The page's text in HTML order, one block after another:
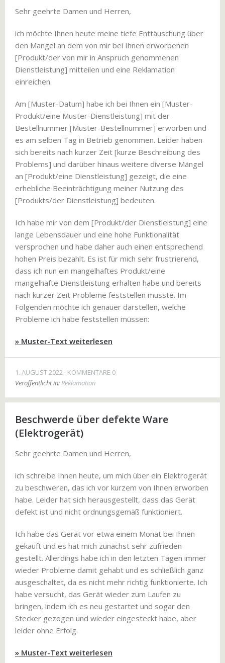
Sehr geehrte Damen und Herren,
ich möchte Ihnen heute meine tiefe Enttäuschung über
den Mangel an dem von mir bei Ihnen erworbenen
[Produkt/der von mir in Anspruch genommenen
Dienstleistung] mitteilen und eine Reklamation
einreichen.
Am [Muster-Datum] habe ich bei Ihnen ein [Muster-
Produkt/eine Muster-Dienstleistung] mit der
Bestellnummer [Muster-Bestellnummer] erworben und
es am selben Tag in Betrieb genommen. Leider haben
sich bereits nach kurzer Zeit [kurze Beschreibung des
Problems] und darüber hinaus weitere diverse Mängel
an [Produkt/eine Dienstleistung] gezeigt, die eine
erhebliche Beeinträchtigung meiner Nutzung des
[Produkts/der Dienstleistung] bedeuten.
Ich habe mir von dem [Produkt/der Dienstleistung] eine
lange Lebensdauer und eine hohe Funktionalität
versprochen und habe daher auch einen entsprechend
hohen Preis bezahlt. Es ist für mich sehr frustrierend,
dass ich nun ein mangelhaftes Produkt/eine
mangelhafte Dienstleistung erhalten habe und bereits
nach kurzer Zeit Probleme feststellen musste. Im
Folgenden möchte ich genauer darstellen, welche
Probleme ich habe feststellen müssen:
» Muster-Text weiterlesen
1. AUGUST 2022 KOMMENTARE 0
Veröffentlicht in:Reklamation
Beschwerde über defekte Ware
(Elektrogerät)
Sehr geehrte Damen und Herren,
ich schreibe Ihnen heute, um mich über ein Elektrogerät
zu beschweren, das ich vor kurzem von Ihnen erworben
habe. Leider hat sich herausgestellt, dass das Gerät
defekt ist und nicht ordnungsgemäß funktioniert.
Ich habe das Gerät vor etwa einem Monat bei Ihnen
gekauft und es hat mich zunächst sehr zufrieden
gestellt. Allerdings habe ich in den letzten Tagen immer
wieder Probleme damit gehabt und es schließlich ganz
ausgeschaltet, da es nicht mehr richtig funktionierte. Ich
habe versucht, das Gerät wieder zum Laufen zu
bringen, indem ich es neu gestartet und sogar den
Stecker gezogen und wieder eingesteckt habe, aber
leider ohne Erfolg.
» Muster-Text weiterlesen